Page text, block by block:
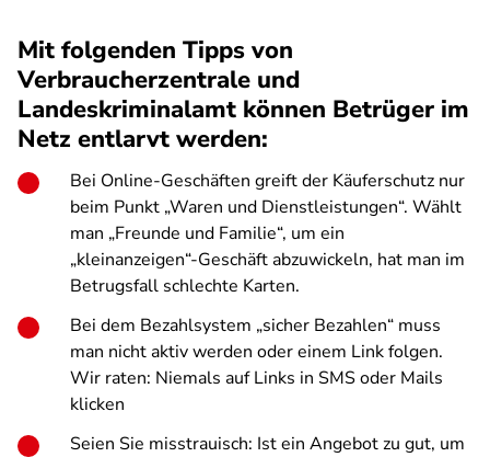
Mit folgenden Tipps von
Verbraucherzentrale und
Landeskriminalamt können Betrüger im
Netz entlarvt werden:
Bei Online-Geschäften greift der Käuferschutz nur
beim Punkt „Waren und Dienstleistungen“. Wählt
man „Freunde und Familie“, um ein
„kleinanzeigen“-Geschäft abzuwickeln, hat man im
Betrugsfall schlechte Karten.
Bei dem Bezahlsystem „sicher Bezahlen“ muss
man nicht aktiv werden oder einem Link folgen.
Wir raten: Niemals auf Links in SMS oder Mails
klicken
Seien Sie misstrauisch: Ist ein Angebot zu gut, um